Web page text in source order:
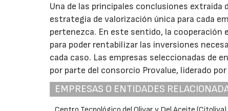
Una de las principales conclusiones
estrategia de valorización única para cada
pertenezca. En este sentido, la cooperación
para poder rentabilizar las inversiones
cada caso. Las empresas seleccionadas de
por parte del consorcio Provalue, liderado
EMPRESAS O ENTIDADES